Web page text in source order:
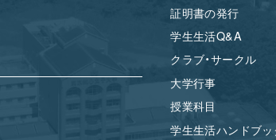
証明書の発行
学生生活Q&A
クラブ・サークル
大学行事
授業科目
学生生活ハンドブッ